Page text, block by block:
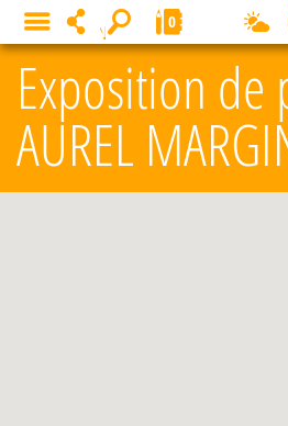
Exposition de
AUREL
MENU 0
Panneau de gestion des cookies